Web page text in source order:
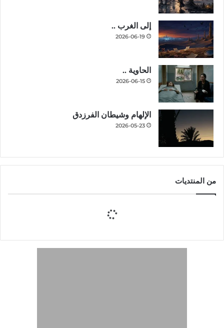
إلى الغرب ..
2026-06-19
الحاوية ..
2026-06-15
الإلهام وشيطان الفرزدق
2026-05-23
من المنتديات